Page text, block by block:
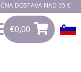
DOSTAVA NAD 55 €
€0,00
€0,00